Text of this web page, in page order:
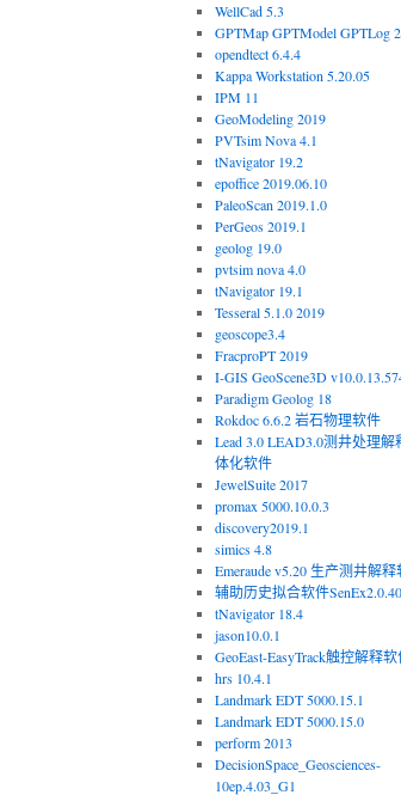
WellCad 5.3
GPTMap GPTModel GPTLog
opendtect 6.4.4
Kappa Workstation 5.20.05
IPM 11
GeoModeling 2019
PVTsim Nova 4.1
tNavigator 19.2
epoffice 2019.06.10
PaleoScan 2019.1.0
PerGeos 2019.1
geolog 19.0
pvtsim nova 4.0
tNavigator 19.1
Tesseral 5.1.0 2019
geoscope3.4
FracproPT 2019
I-GIS GeoScene3D
Paradigm Geolog 18
Rokdoc 6.6.2 岩石物理软件
Lead 3.0 LEAD3.0测井处理解
体化软件
JewelSuite 2017
promax 5000.10.0.3
discovery2019.1
simics 4.8
Emeraude v5.20 生产测井解释
辅助历史拟合软件SenEx2.0.40
tNavigator 18.4
jason10.0.1
GeoEast-EasyTrack触控解释
hrs 10.4.1
Landmark EDT 5000.15.1
Landmark EDT 5000.15.0
perform 2013
DecisionSpace_Geosciences-
10ep.4.03_G1